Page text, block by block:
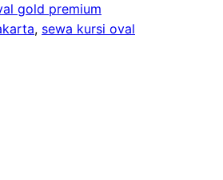
gold premium
, sewa kursi oval